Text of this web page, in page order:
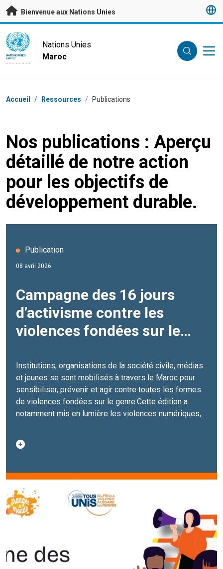
Passer au contenu principal
Bienvenue aux Nations Unies
UN Logo
NATIONS UNIES
MAROC
Nations Unies
Maroc
Fil d'Ariane
Accueil / Ressources / Publications
Nos publications : Aperçu
détaillé de notre action
pour les objectifs de
développement durable.
Publication
08 avril 2026
Campagne des 16 jours
d’activisme contre les
violences fondées sur le
2025
Institutions, organisations de la société civile, médias
et jeunes se sont mobilisés à travers le Maroc pour
sensibiliser, prévenir et agir contre toutes les formes
de violences fondées sur le genre.Cette édition a
notamment mis en lumière les violences numériques,
sécurité et la pleine participation des femmes et des
filles.Ce rapport rétrospectif met en lumière les
cette édition.